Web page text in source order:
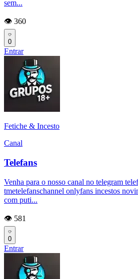
sem...
👁️ 360
0
Entrar
Fetiche & Incesto
Canal
Telefans
Venha para o nosso canal no telegram
tmetelefanschannel onlyfans incestos
com puti...
👁️ 581
0
Entrar